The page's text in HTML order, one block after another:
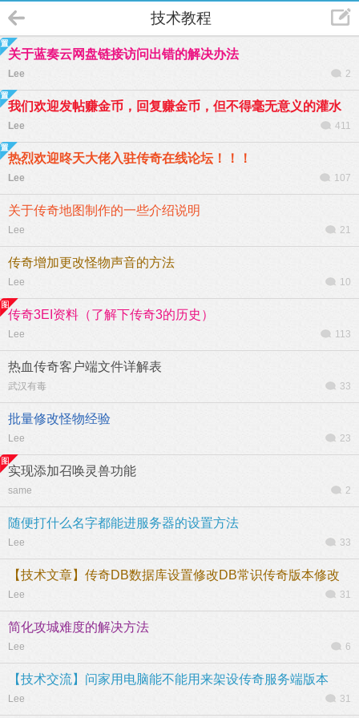
技术教程
关于蓝奏云网盘链接访问出错的解决办法
Lee 2
我们欢迎发帖赚金币，回复赚金币，但不得毫无意义的灌水
Lee 411
热烈欢迎昸天大佬入驻传奇在线论坛！！！
Lee 107
关于传奇地图制作的一些介绍说明
Lee 21
传奇增加更改怪物声音的方法
Lee 10
传奇3EI资料（了解下传奇3的历史）
Lee 113
热血传奇客户端文件详解表
武汉有毒 33
批量修改怪物经验
Lee 23
实现添加召唤灵兽功能
same 2
随便打什么名字都能进服务器的设置方法
Lee 33
【技术文章】传奇DB数据库设置修改DB常识传奇版本修改
Lee 31
简化攻城难度的解决方法
Lee 6
【技术交流】问家用电脑能不能用来架设传奇服务端版本
Lee 31